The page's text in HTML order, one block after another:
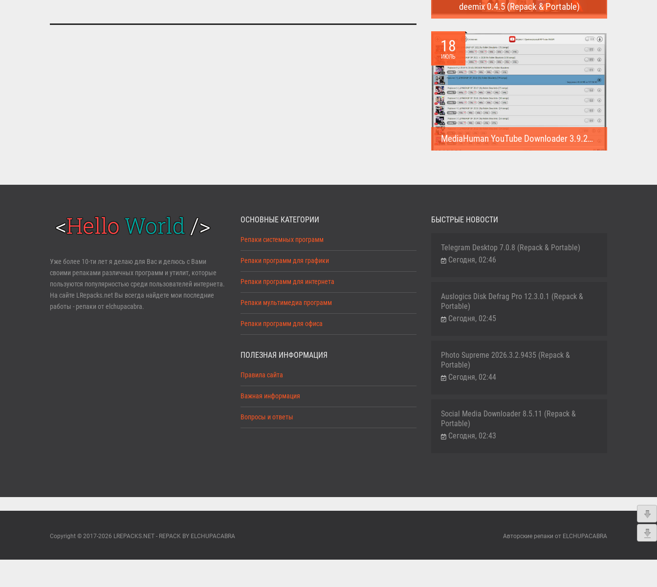
deemix 0.4.5 (Repack & Portable)
скачивать треки...
18
ИЮЛЬ
MediaHuman YouTube Downloader 3.9.22 (1007) (Repack & Portable)
Войти
Регистрация
Забыли пароль?
Уже более 10-ти лет я делаю для Вас и делюсь с Вами
своими репаками различных программ и утилит, которые
пользуются популярностью среди пользователей интернета.
На сайте LRepacks.net Вы всегда найдете мои последние
работы - репаки от elchupacabra.
ОСНОВНЫЕ КАТЕГОРИИ
Репаки системных программ
Репаки программ для графики
Репаки программ для интернета
Репаки мультимедиа программ
Репаки программ для офиса
ПОЛЕЗНАЯ ИНФОРМАЦИЯ
Правила сайта
Важная информация
Вопросы и ответы
БЫСТРЫЕ НОВОСТИ
Telegram Desktop 7.0.8 (Repack & Portable)
Сегодня, 02:46
Auslogics Disk Defrag Pro 12.3.0.1 (Repack &
Portable)
Сегодня, 02:45
Photo Supreme 2026.3.2.9435 (Repack &
Portable)
Сегодня, 02:44
Social Media Downloader 8.5.11 (Repack &
Portable)
Сегодня, 02:43
Copyright © 2017-2026 LREPACKS.NET - REPACK BY ELCHUPACABRA Авторские репаки от ELCHUPACABRA